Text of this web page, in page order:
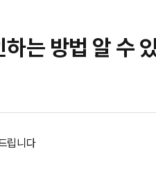
하는 방법 알 수
립니다